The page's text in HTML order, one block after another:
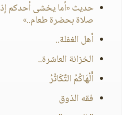
حديث «أما يخشى أحدكم
صلاة بحضرة طعام..»
أهل الغفلة..
الخزانة العاشرة..
أَلْهَاكُمُ التَّكَاثُرُ
فقه الذوق